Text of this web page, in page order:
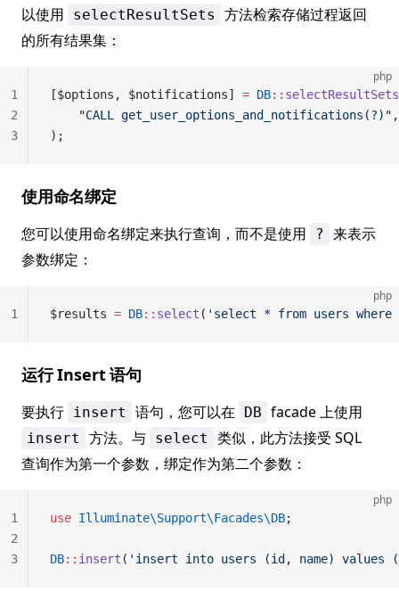
以使用
selectResultSets
方法检索存储过程返回
的所有结果集：
php
[$options, $notifications] = DB:: selectResultSets
    "CALL get_user_options_and_notifications(?)"
);
1
2
3
使用命名绑定
您可以使用命名绑定来执行查询，而不是使用 ?
来表示
参数绑定：
php
$results = DB:: select ( 'select * from users
1
运行 Insert 语句
要执行 insert 语句，您可以在 DB facade 上使用
insert 方法。与 select
类似，此方法接受 SQL
查询作为第一个参数，绑定作为第二个参数：
php
use Illuminate\Support\Facades\DB;
DB:: insert ( 'insert into users (id, name) values
1
2
3